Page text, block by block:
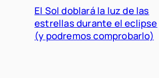
El Sol doblará la luz de las
estrellas durante el eclipse
(y podremos comprobarlo)